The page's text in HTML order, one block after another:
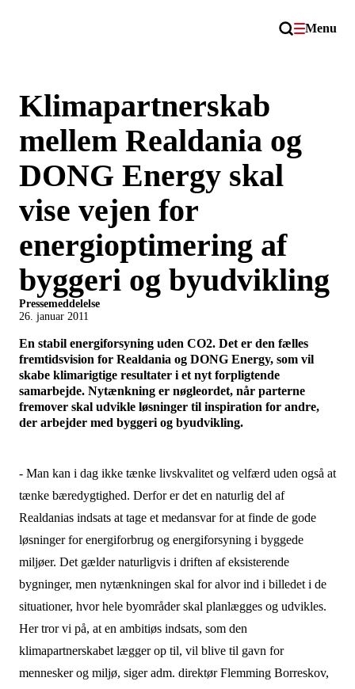
Menu
Klimapartnerskab
mellem Realdania og
DONG Energy skal
vise vejen for
energioptimering af
byggeri og byudvikling
Pressemeddelelse
26. januar 2011
En stabil energiforsyning uden CO2. Det er den fælles
fremtidsvision for Realdania og DONG Energy, som vil
skabe klimarigtige resultater i et nyt forpligtende
samarbejde. Nytænkning er nøgleordet, når parterne
fremover skal udvikle løsninger til inspiration for andre,
der arbejder med byggeri og byudvikling.
- Man kan i dag ikke tænke livskvalitet og velfærd uden også at
tænke bæredygtighed. Derfor er det en naturlig del af
Realdanias indsats at tage et medansvar for at finde de gode
løsninger for energiforbrug og energiforsyning i byggede
miljøer. Det gælder naturligvis i driften af eksisterende
bygninger, men nytænkningen skal for alvor ind i billedet i de
situationer, hvor hele byområder skal planlægges og udvikles.
Her tror vi på, at en ambitiøs indsats, som den
klimapartnerskabet lægger op til, vil blive til gavn for
mennesker og miljø, siger adm. direktør Flemming Borreskov,